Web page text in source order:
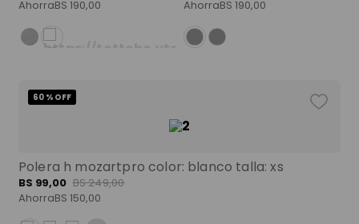
AhorraBS 190,00
AhorraBS 190,00
Polera h mozartpro color: blanco talla: xs
60 % OFF
BS 99,00 BS249,00
AhorraBS 150,00
10.